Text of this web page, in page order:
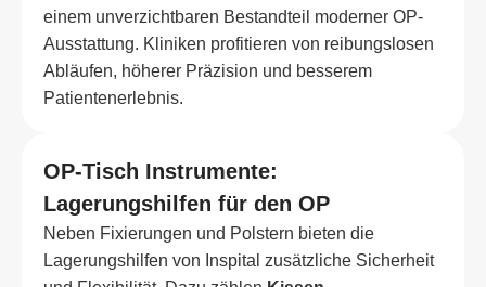
einem unverzichtbaren Bestandteil moderner OP-
Ausstattung. Kliniken profitieren von reibungslosen
Abläufen, höherer Präzision und besserem
Patientenerlebnis.
OP-Tisch Instrumente:
Lagerungshilfen für den OP
Neben Fixierungen und Polstern bieten die
Lagerungshilfen von Inspital zusätzliche Sicherheit